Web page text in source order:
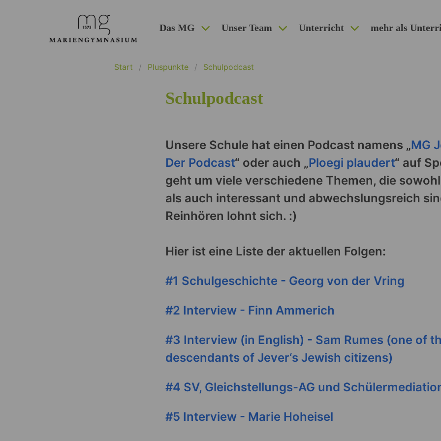
Das MG Unser Team Unterricht mehr als
Start Pluspunkte Schulpodcast
Schulpodcast
Unsere Schule hat einen Podcast namens „MG
Der Podcast“ oder auch „Ploegi plaudert“ auf
geht um viele verschiedene Themen, die
als auch interessant und abwechslungsreich
Reinhören lohnt sich. :)
Hier ist eine Liste der aktuellen Folgen:
#1 Schulgeschichte - Georg von der Vring
#2 Interview - Finn Ammerich
#3 Interview (in English) - Sam Rumes (one of
descendants of Jever‘s Jewish citizens)
#4 SV, Gleichstellungs-AG und
#5 Interview - Marie Hoheisel